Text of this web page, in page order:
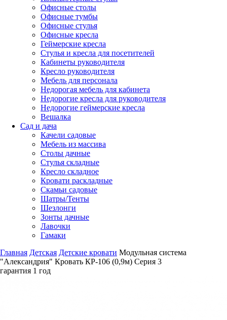
Офисные столы
Офисные тумбы
Офисные стулья
Офисные кресла
Геймерские кресла
Стулья и кресла для посетителей
Кабинеты руководителя
Кресло руководителя
Мебель для персонала
Недорогая мебель для кабинета
Недорогие кресла для руководителя
Недорогие геймерские кресла
Вешалка
Сад и дача
Качели садовые
Мебель из массива
Столы дачные
Стулья складные
Кресло складное
Кровати раскладные
Скамьи садовые
Шатры/Тенты
Шезлонги
Зонты дачные
Лавочки
Гамаки
Главная Детская Детские кровати Модульная система
"Александрия" Кровать КР-106 (0,9м) Серия 3
гарантия 1 год